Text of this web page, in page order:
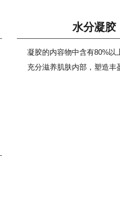
水分凝胶
凝胶的内容物中含有80%以
充分滋养肌肤内部，塑造丰